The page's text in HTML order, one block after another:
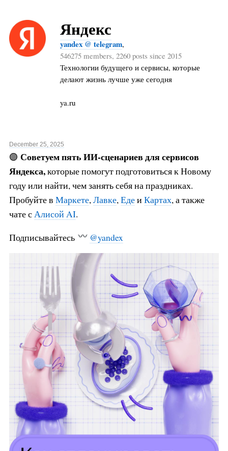
Яндекс
yandex @ telegram,
546275 members, 2260 posts since 2015
Технологии будущего и сервисы, которые
делают жизнь лучше уже сегодня
ya.ru
December 25, 2025
🟣 Советуем пять ИИ-сценариев для сервисов
Яндекса,которые помогут подготовиться к Новому
году или найти, чем занять себя на праздниках.
Пробуйте в Маркете,Лавке,Едеи Картах, а также
чате сАлисой AI.
Подписывайтесь
@yandex